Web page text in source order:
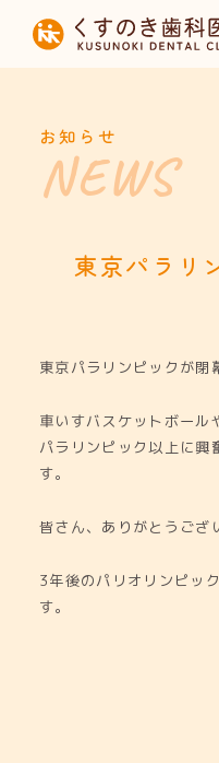
HOME
診療内容
お知らせ
お知らせ
東京パラリ
東京パラリンピックが閉
車いすバスケットボール
パラリンピック以上に興
す。
皆さん、ありがとうござ
3年後のパリオリンピッ
す。